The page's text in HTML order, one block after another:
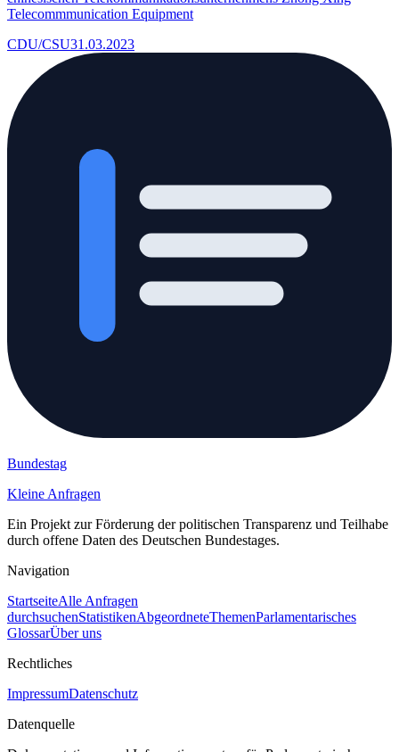
Telecommmunication Equipment
CDU/CSU31.03.2023
Bundestag
Kleine Anfragen
Ein Projekt zur Förderung der politischen Transparenz und Teilhabe
durch offene Daten des Deutschen Bundestages.
Navigation
StartseiteAlle Anfragen
durchsuchenStatistikenAbgeordneteThemenParlamentarisches
GlossarÜber uns
Rechtliches
ImpressumDatenschutz
Datenquelle